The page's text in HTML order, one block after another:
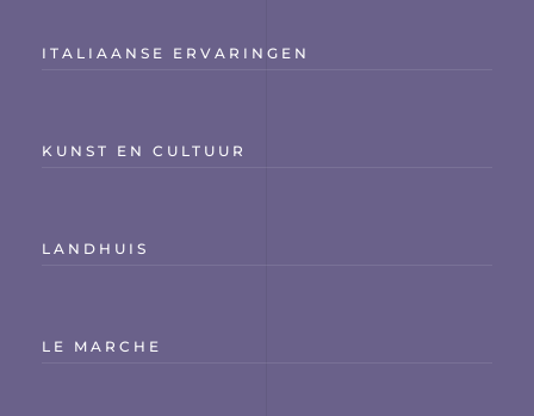
ITALIAANSE ERVARINGEN
KUNST EN CULTUUR
LANDHUIS
LE MARCHE